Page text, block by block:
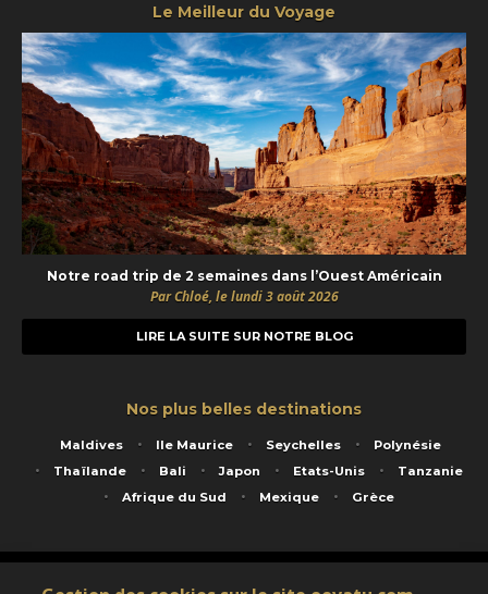
Le Meilleur du Voyage
Notre road trip de 2 semaines dans l’Ouest Américain
Par Chloé, le lundi 3 août 2026
LIRE LA SUITE SUR NOTRE BLOG
Nos plus belles destinations
Maldives Ile Maurice Seychelles
Polynésie
Thaïlande
Bali Japon Etats-Unis
Tanzanie
Afrique du Sud
Mexique Grèce
Service animé par Nautil Voyages - 22 rue Georges Picquart 75017 Paris - S.A.S